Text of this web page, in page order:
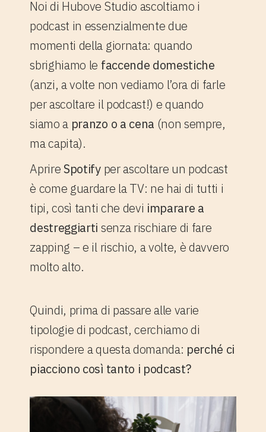
Noi di Hubove Studio ascoltiamo i
podcast in essenzialmente due
momenti della giornata: quando
sbrighiamo le faccende domestiche
(anzi, a volte non vediamo l’ora di farle
per ascoltare il podcast!) e quando
siamo a pranzo o a cena (non sempre,
ma capita).
AprireSpotifyper ascoltare un podcast
è come guardare la TV: ne hai di tutti i
tipi, così tanti che devi imparare a
destreggiarti senza rischiare di fare
zapping – e il rischio, a volte, è davvero
molto alto.
Quindi, prima di passare alle varie
tipologie di podcast, cerchiamo di
rispondere a questa domanda: perché ci
piacciono così tanto i podcast?